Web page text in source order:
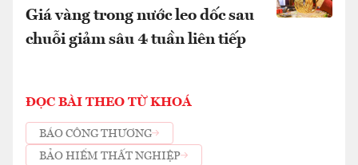
Giá vàng trong nước leo dốc sau
chuỗi giảm sâu 4 tuần liên tiếp
ĐỌC BÀI THEO TỪ KHOÁ
BÁO CÔNG THƯƠNG
BẢO HIỂM THẤT NGHIỆP